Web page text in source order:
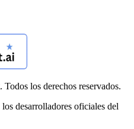
los derechos reservados.
desarrolladores oficiales del